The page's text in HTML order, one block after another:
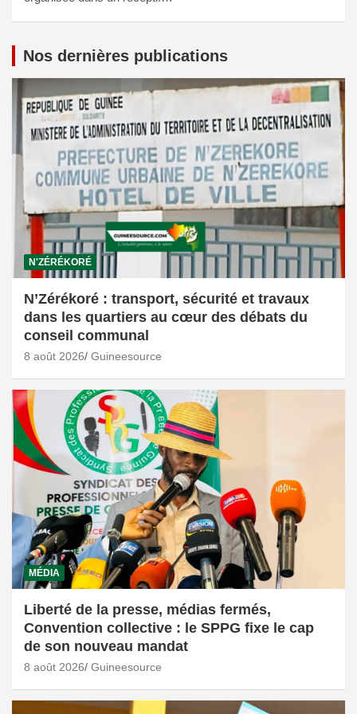
Nos dernières publications
N'ZÉRÉKORÉ
N’Zérékoré : transport, sécurité et travaux
dans les quartiers au cœur des débats du
conseil communal
8 août 2026 Guineesource
MÉDIA
Liberté de la presse, médias fermés,
Convention collective : le SPPG fixe le cap
de son nouveau mandat
8 août 2026 Guineesource